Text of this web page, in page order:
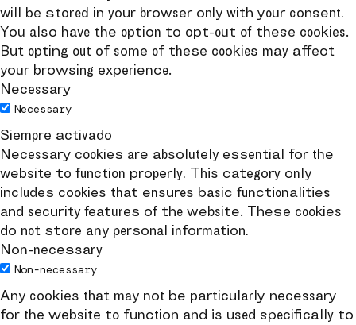
will be stored in your browser only with your consent.
You also have the option to opt-out of these cookies.
But opting out of some of these cookies may affect
your browsing experience.
Necessary
Necessary
Siempre activado
Necessary cookies are absolutely essential for the
website to function properly. This category only
includes cookies that ensures basic functionalities
and security features of the website. These cookies
do not store any personal information.
Non-necessary
Non-necessary
Any cookies that may not be particularly necessary
for the website to function and is used specifically to